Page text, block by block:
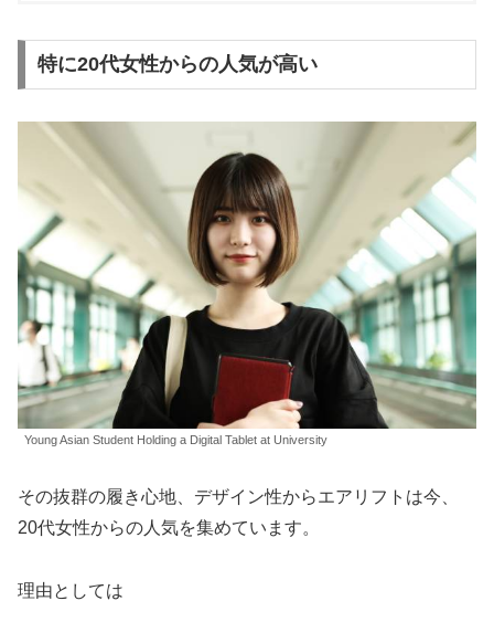
特に20代女性からの人気が高い
Young Asian Student Holding a Digital Tablet at University
その抜群の履き心地、デザイン性からエアリフトは今、
20代女性からの人気を集めています。
理由としては